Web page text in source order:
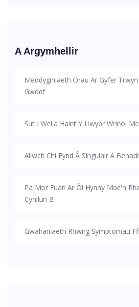
A Argymhellir
Meddyginiaeth Orau Ar Gyfer
Gwddf
Sut I Wella Haint Y Llwybr Wrinol
Allwch Chi Fynd Â Singulair A
Pa Mor Fuan Ar Ôl Hynny Mae'n
Cynllun B
Gwahaniaeth Rhwng Symptomau